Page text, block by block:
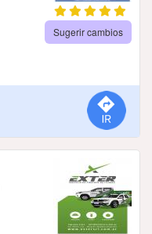
Sugerir cambios